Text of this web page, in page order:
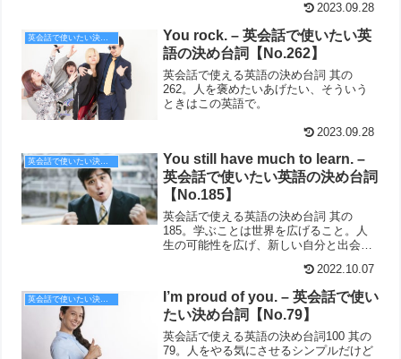
2023.09.28
英会話で使いたい決め台詞
You rock. – 英会話で使いたい英
語の決め台詞【No.262】
英会話で使える英語の決め台詞 其の
262。人を褒めたいあげたい、そういう
ときはこの英語で。
2023.09.28
英会話で使いたい決め台詞
You still have much to learn. –
英会話で使いたい英語の決め台詞
【No.185】
英会話で使える英語の決め台詞 其の
185。学ぶことは世界を広げること。人
生の可能性を広げ、新しい自分と出会う
2022.10.07
英会話で使いたい決め台詞
I’m proud of you. – 英会話で使い
たい決め台詞【No.79】
英会話で使える英語の決め台詞100 其の
79。人をやる気にさせるシンプルだけど